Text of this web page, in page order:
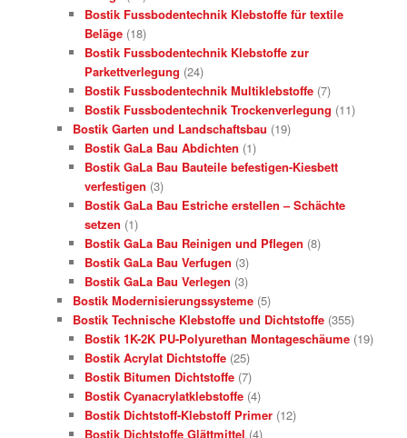
Bostik Fussbodentechnik Klebstoffe für textile
Beläge (18)
Bostik Fussbodentechnik Klebstoffe zur
Parkettverlegung (24)
Bostik Fussbodentechnik Multiklebstoffe (7)
Bostik Fussbodentechnik Trockenverlegung (11)
Bostik Garten und Landschaftsbau (19)
Bostik GaLa Bau Abdichten (1)
Bostik GaLa Bau Bauteile befestigen-Kiesbett
verfestigen (3)
Bostik GaLa Bau Estriche erstellen – Schächte
setzen (1)
Bostik GaLa Bau Reinigen und Pflegen (8)
Bostik GaLa Bau Verfugen (3)
Bostik GaLa Bau Verlegen (3)
Bostik Modernisierungssysteme (5)
Bostik Technische Klebstoffe und Dichtstoffe (355)
Bostik 1K-2K PU-Polyurethan Montageschäume (19)
Bostik Acrylat Dichtstoffe (25)
Bostik Bitumen Dichtstoffe (7)
Bostik Cyanacrylatklebstoffe (4)
Bostik Dichtstoff-Klebstoff Primer (12)
Bostik Dichtstoffe Glättmittel (4)